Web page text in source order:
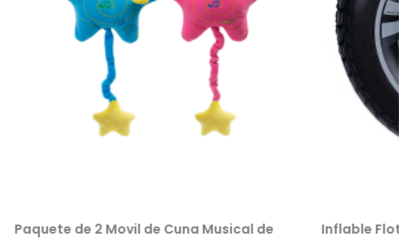
Paquete de 2 Movil de Cuna Musical de
Inflable